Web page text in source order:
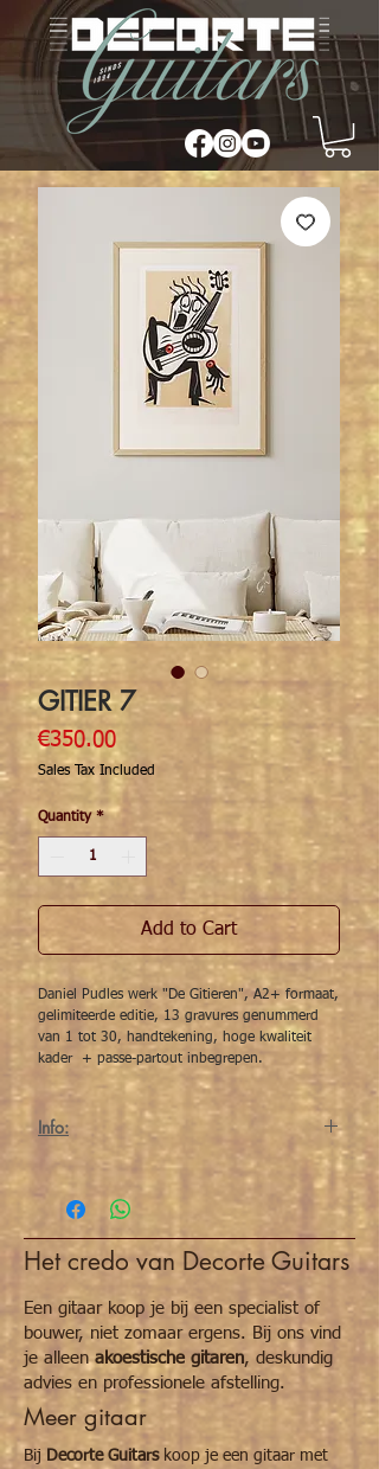
GITIER 7
€350.00Price
Sales Tax Included
Quantity *
Add to Cart
Daniel Pudles werk "De Gitieren", A2+ formaat,
gelimiteerde editie, 13 gravures genummerd
van 1 tot 30, handtekening, hoge kwaliteit
kader + passe-partout inbegrepen.
Info:
Voor alle info over deze illustratie/gravure
Daniel Pudles
Het credo van Decorte Guitars
Een gitaar koop je bij een specialist of
bouwer, niet zomaar ergens. Bij ons vind
je alleenakoestische gitaren, deskundig
advies en professionele afstelling.
Meer gitaar
Bij Decorte Guitarskoop je een gitaar met